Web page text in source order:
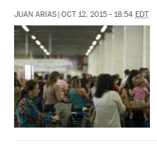
JUAN ARIAS OCT 12, 2015 - 18:54 EDT